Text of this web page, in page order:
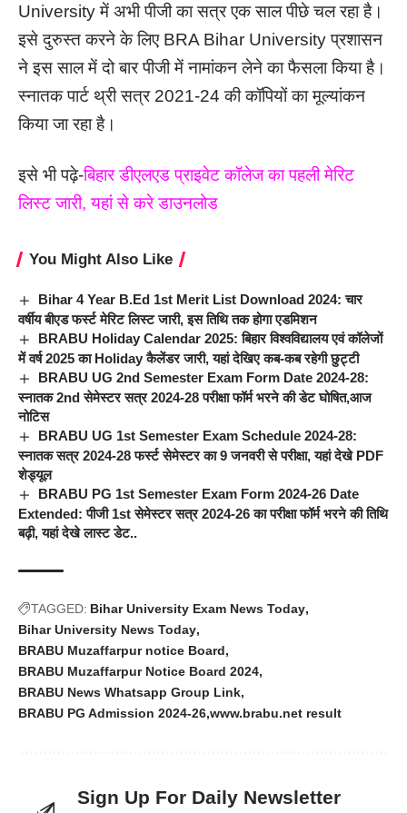
University में अभी पीजी का सत्र एक साल पीछे चल रहा है।
इसे दुरुस्त करने के लिए BRA Bihar University प्रशासन
ने इस साल में दो बार पीजी में नामांकन लेने का फैसला किया है।
स्नातक पार्ट थ्री सत्र 2021-24 की कॉपियों का मूल्यांकन
किया जा रहा है।
इसे भी पढ़े-बिहार डीएलएड प्राइवेट कॉलेज का पहली मेरिट
लिस्ट जारी, यहां से करे डाउनलोड
You Might Also Like
Bihar 4 Year B.Ed 1st Merit List Download 2024: चार
वर्षीय बीएड फर्स्ट मेरिट लिस्ट जारी, इस तिथि तक होगा एडमिशन
BRABU Holiday Calendar 2025: बिहार विश्वविद्यालय एवं कॉलेजों
में वर्ष 2025 का Holiday कैलेंडर जारी, यहां देखिए कब-कब रहेगी छुट्टी
BRABU UG 2nd Semester Exam Form Date 2024-28:
स्नातक 2nd सेमेस्टर सत्र 2024-28 परीक्षा फॉर्म भरने की डेट घोषित,आज
नोटिस
BRABU UG 1st Semester Exam Schedule 2024-28:
स्नातक सत्र 2024-28 फर्स्ट सेमेस्टर का 9 जनवरी से परीक्षा, यहां देखे PDF
शेड्यूल
BRABU PG 1st Semester Exam Form 2024-26 Date
Extended: पीजी 1st सेमेस्टर सत्र 2024-26 का परीक्षा फॉर्म भरने की तिथि
बढ़ी, यहां देखे लास्ट डेट..
TAGGED: Bihar University Exam News Today
Bihar University News Today
BRABU Muzaffarpur notice Board
BRABU Muzaffarpur Notice Board 2024
BRABU News Whatsapp Group Link
BRABU PG Admission 2024-26 www.brabu.net result
Sign Up For Daily Newsletter